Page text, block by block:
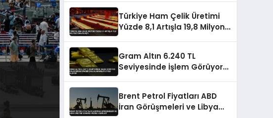
Türkiye Ham Çelik Üretimi
Yüzde 8,1 Artışla 19,8 Milyon
Gram Altın 6.240 TL
Seviyesinde İşlem Görüyor
Brent Petrol Fiyatları ABD
İran Görüşmeleri ve Libya